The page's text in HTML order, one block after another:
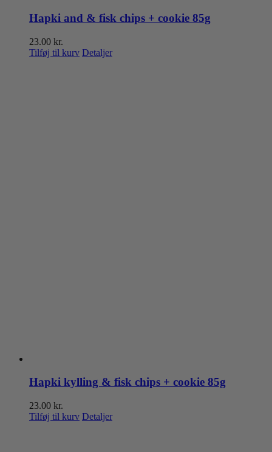
Hapki and & fisk chips + cookie 85g
23.00 kr.
Tilføj til kurv Detaljer
Hapki kylling & fisk chips + cookie 85g
23.00 kr.
Tilføj til kurv Detaljer